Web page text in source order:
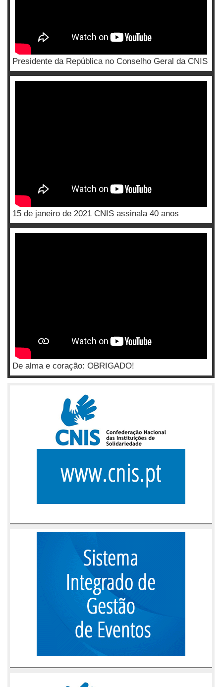
Presidente da República no Conselho Geral da CNIS
15 de janeiro de 2021 CNIS assinala 40 anos
De alma e coração: OBRIGADO!